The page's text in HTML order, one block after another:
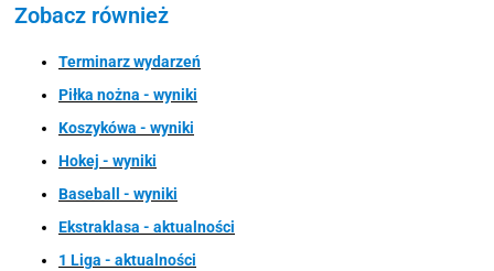
Zobacz również
Terminarz wydarzeń
Piłka nożna - wyniki
Koszykówa - wyniki
Hokej - wyniki
Baseball - wyniki
Ekstraklasa - aktualności
1 Liga - aktualności